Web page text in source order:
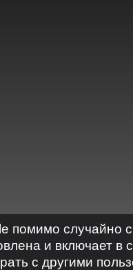
помимо случайно
и включает в
с другими